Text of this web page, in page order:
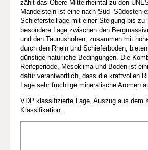
zählt das Obere Mittelrheintal zu den
Mandelstein ist eine nach Süd- Südosten
Schiefersteillage mit einer Steigung bis zu
besondere Lage zwischen den
und den Taunushöhen, zusammen mit
durch den Rhein und Schieferboden,
günstige natürliche Bedingungen. Die
Reifeperiode, Mesoklima und Boden ist
dafür verantwortlich, dass die kraftvollen
Lage sehr fruchtige mineralische Aromen
VDP klassifizierte Lage, Auszug aus dem
Klassifikation.